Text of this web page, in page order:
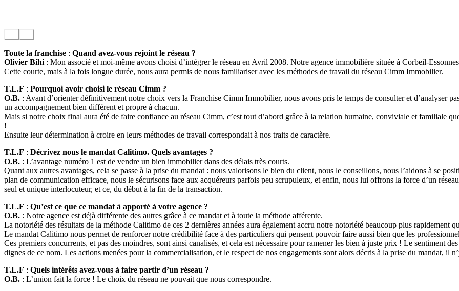
Toute la franchise : Quand avez-vous rejoint le réseau ?
Olivier Bihi : Mon associé et moi-même avons choisi d’intégrer le réseau en Avril 2008. Notre agence immobilière située à Corbeil-
Cette courte, mais à la fois longue durée, nous aura permis de nous familiariser avec les méthodes de travail du réseau Cimm Immobilier.
T.L.F : Pourquoi avoir choisi le réseau Cimm ?
O.B. : Avant d’orienter définitivement notre choix vers la Franchise Cimm Immobilier, nous avons pris le temps de consulter et d’analyser
un accompagnement bien différent et propre à chacun.
Mais si notre choix final aura été de faire confiance au réseau Cimm, c’est tout d’abord grâce à la relation humaine, conviviale et familiale
!
Ensuite leur détermination à croire en leurs méthodes de travail correspondait à nos traits de caractère.
T.L.F : Décrivez nous le mandat Calitimo. Quels avantages ?
O.B. : L’avantage numéro 1 est de vendre un bien immobilier dans des délais très courts.
Quant aux autres avantages, cela se passe à la prise du mandat : nous valorisons le bien du client, nous le conseillons, nous l’aidons à se
plan de communication efficace, nous le sécurisons face aux acquéreurs parfois peu scrupuleux, et enfin, nous lui offrons la force d’un
seul et unique interlocuteur, et ce, du début à la fin de la transaction.
T.L.F : Qu’est ce que ce mandat à apporté à votre agence ?
O.B. : Notre agence est déjà différente des autres grâce à ce mandat et à toute la méthode afférente.
La notoriété des résultats de la méthode Calitimo de ces 2 dernières années aura également accru notre notoriété beaucoup plus rapidement
Le mandat Calitimo nous permet de renforcer notre crédibilité face à des particuliers qui pensent pouvoir faire aussi bien que les
Ces premiers concurrents, et pas des moindres, sont ainsi canalisés, et cela est nécessaire pour ramener les bien à juste prix ! Le sentiment
dignes de ce nom. Les actions menées pour la commercialisation, et le respect de nos engagements sont alors décris à la prise du mandat, il
T.L.F : Quels intérêts avez-vous à faire partir d’un réseau ?
O.B. : L’union fait la force ! Le choix du réseau ne pouvait que nous correspondre.